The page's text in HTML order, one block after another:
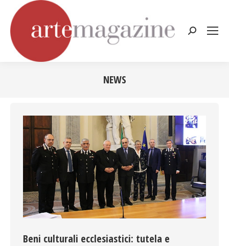
Cerca:
NEWS
Beni culturali ecclesiastici: tutela e